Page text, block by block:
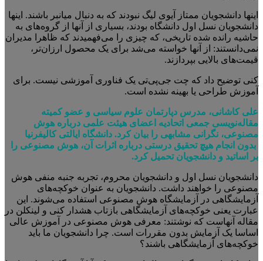
اینها دانشجویان ممتاز آیوی لیگ نبودند که به دنبال میانبر باشند. اینها
دانشجویان نسل اول دانشگاه بودند، بسیاری از آنها از گروه‌های به
حاشیه رانده شده تاریخی، که چیزی را می‌فهمیدند که ظاهرا مدیران
نمی‌دانستند: از آنها خواسته می‌شد برای یک محصول ارزان‌تر،
قیمت‌های بالایی بپردازند.
کنی توضیح داد که چت جی‌پی‌تی یک فناوری آموزشی نیست. برای
آموزش طراحی یا بهینه نشده است.
علی کاشانی، مدرس دپارتمان علوم سیاسی و عضو کمیته
مقاله‌نویسی جمعی اتحادیه اعضای هیئت علمی درباره هوش
مصنوعی، نگرانی مشابهی را بیان کرد. دانشگاه ایالتی کالیفرنیا
بدون انجام هیچ تحقیق درستی درباره اثرات آن، هوش مصنوعی را
بر اساتید و دانشجویان تحمیل کرد.
دانشجویان نسل اول و دانشجویان محروم، تجربه جنبه منفی هوش
مصنوعی را خواهند داشت. دانشجویان به عنوان خوکچه‌های
آزمایشگاهی در آزمایشگاه هوش مصنوعی استفاده می‌شوند. این
عبارت یعنی خوکچه‌های آزمایشگاهی بازتاب هشدار کنی و لینکلن در
مقاله آنهاست که نوشتند: معرفی هوش مصنوعی در آموزش عالی
اساسا یک آزمایش بدون مقررات است. چرا دانشجویان ما باید
خوکچه‌های آزمایشگاهی باشند؟